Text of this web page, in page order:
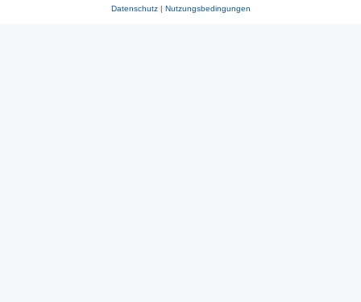
Datenschutz| Nutzungsbedingungen